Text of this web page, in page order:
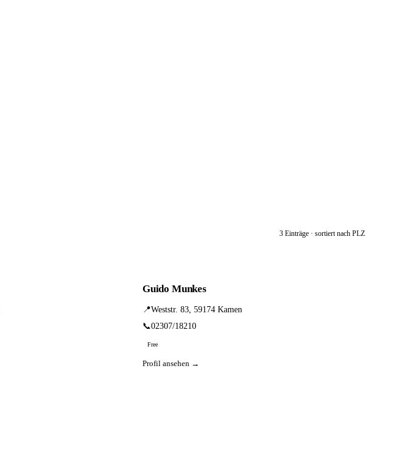
3 Einträge · sortiert nach PLZ
Guido Munkes
📍Weststr. 83, 59174 Kamen
📞02307/18210
Free
Profil ansehen →